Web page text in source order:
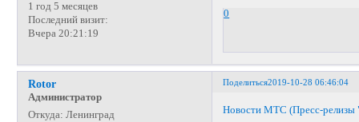
1 год 5 месяцев
Последний визит:
Вчера 20:21:19
0
Поделиться2019-10-28 06:46:04
Rotor
Администратор
Откуда: Ленинград
Новости МТС (Пресс-релизы